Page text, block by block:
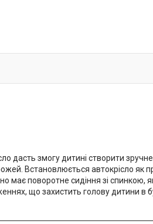
дасть змогу дитині створити
Встановлюється автокрісло як
має поворотне сидіння зі спинкою,
що захистить голову дитини в